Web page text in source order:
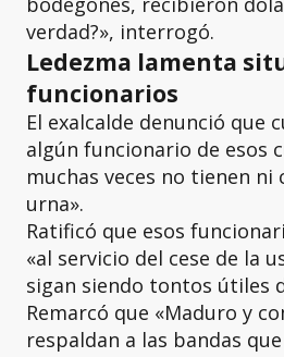
verdad?», interrogó.
Ledezma lamenta
funcionarios
El exalcalde denunció que
algún funcionario de esos
muchas veces no tienen ni
urna».
Ratificó que esos
«al servicio del cese de la
sigan siendo tontos útiles
Remarcó que «Maduro y
respaldan a las bandas